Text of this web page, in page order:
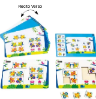
Recto Verso